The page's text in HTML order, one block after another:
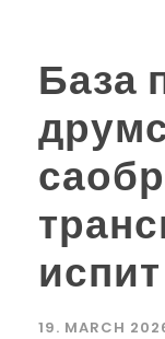
База
испит
19. MARCH